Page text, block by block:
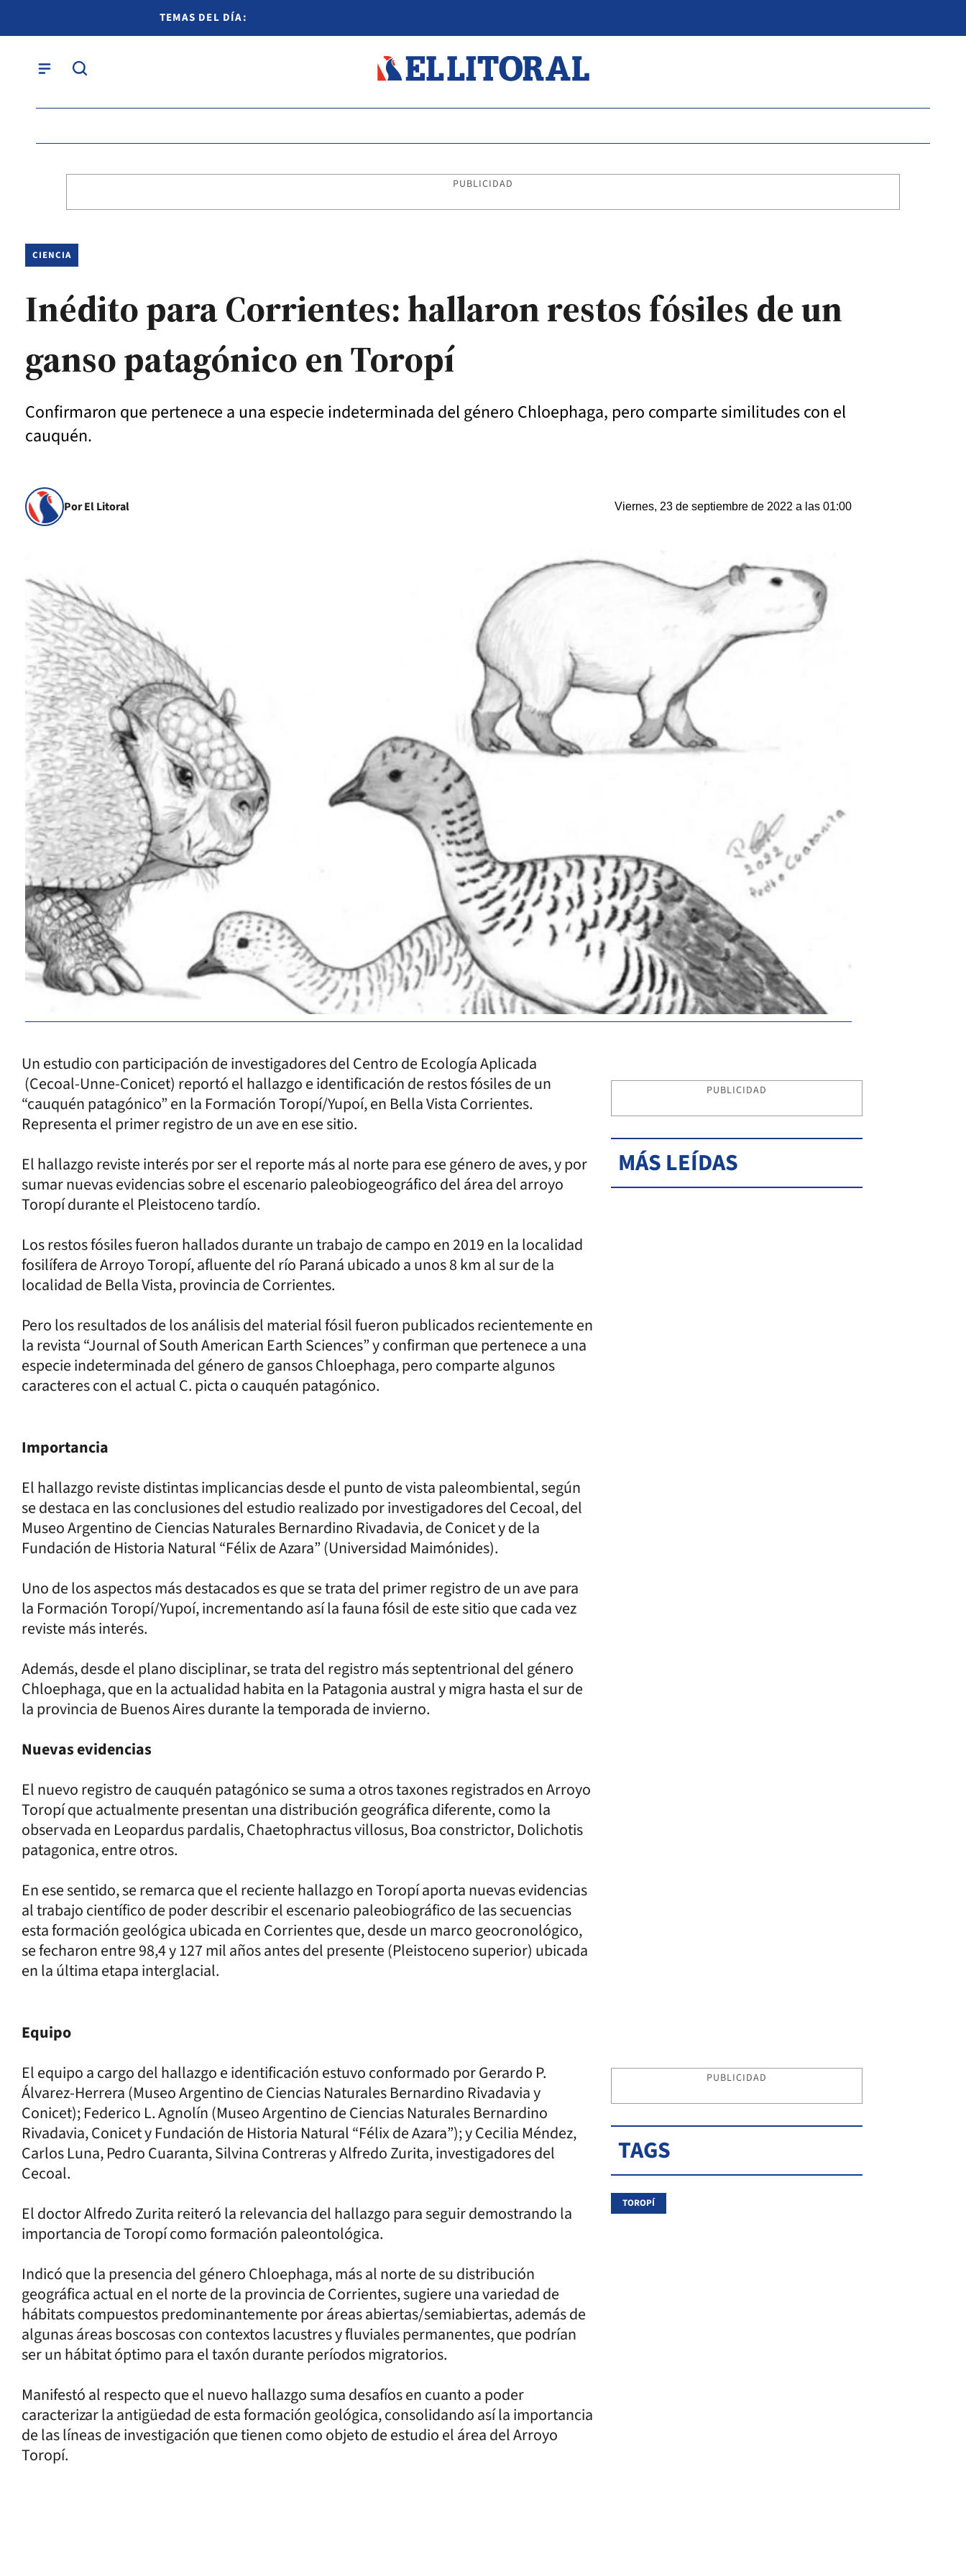
TEMAS DEL DÍA:
PUBLICIDAD
CIENCIA
Inédito para Corrientes: hallaron restos fósiles de un
ganso patagónico en Toropí
Confirmaron que pertenece a una especie indeterminada del género Chloephaga, pero comparte similitudes con el
cauquén.
Por El Litoral Viernes, 23 de septiembre de 2022 a las 01:00
Un estudio con participación de investigadores del Centro de Ecología Aplicada
(Cecoal-Unne-Conicet) reportó el hallazgo e identificación de restos fósiles de un
“cauquén patagónico” en la Formación Toropí/Yupoí, en Bella Vista Corrientes.
Representa el primer registro de un ave en ese sitio.
El hallazgo reviste interés por ser el reporte más al norte para ese género de aves, y por
sumar nuevas evidencias sobre el escenario paleobiogeográfico del área del arroyo
Toropí durante el Pleistoceno tardío.
Los restos fósiles fueron hallados durante un trabajo de campo en 2019 en la localidad
fosilífera de Arroyo Toropí, afluente del río Paraná ubicado a unos 8 km al sur de la
localidad de Bella Vista, provincia de Corrientes.
Pero los resultados de los análisis del material fósil fueron publicados recientemente en
la revista “Journal of South American Earth Sciences” y confirman que pertenece a una
especie indeterminada del género de gansos Chloephaga, pero comparte algunos
caracteres con el actual C. picta o cauquén patagónico.
Importancia
El hallazgo reviste distintas implicancias desde el punto de vista paleombiental, según
se destaca en las conclusiones del estudio realizado por investigadores del Cecoal, del
Museo Argentino de Ciencias Naturales Bernardino Rivadavia, de Conicet y de la
Fundación de Historia Natural “Félix de Azara” (Universidad Maimónides).
Uno de los aspectos más destacados es que se trata del primer registro de un ave para
la Formación Toropí/Yupoí, incrementando así la fauna fósil de este sitio que cada vez
reviste más interés.
Además, desde el plano disciplinar, se trata del registro más septentrional del género
Chloephaga, que en la actualidad habita en la Patagonia austral y migra hasta el sur de
la provincia de Buenos Aires durante la temporada de invierno.
Nuevas evidencias
El nuevo registro de cauquén patagónico se suma a otros taxones registrados en Arroyo
Toropí que actualmente presentan una distribución geográfica diferente, como la
observada en Leopardus pardalis, Chaetophractus villosus, Boa constrictor, Dolichotis
patagonica, entre otros.
En ese sentido, se remarca que el reciente hallazgo en Toropí aporta nuevas evidencias
al trabajo científico de poder describir el escenario paleobiográfico de las secuencias
esta formación geológica ubicada en Corrientes que, desde un marco geocronológico,
se fecharon entre 98,4 y 127 mil años antes del presente (Pleistoceno superior) ubicada
en la última etapa interglacial.
Equipo
El equipo a cargo del hallazgo e identificación estuvo conformado por Gerardo P.
Álvarez-Herrera (Museo Argentino de Ciencias Naturales Bernardino Rivadavia y
Conicet); Federico L. Agnolín (Museo Argentino de Ciencias Naturales Bernardino
Rivadavia, Conicet y Fundación de Historia Natural “Félix de Azara”); y Cecilia Méndez,
Carlos Luna, Pedro Cuaranta, Silvina Contreras y Alfredo Zurita, investigadores del
Cecoal.
El doctor Alfredo Zurita reiteró la relevancia del hallazgo para seguir demostrando la
importancia de Toropí como formación paleontológica.
Indicó que la presencia del género Chloephaga, más al norte de su distribución
geográfica actual en el norte de la provincia de Corrientes, sugiere una variedad de
hábitats compuestos predominantemente por áreas abiertas/semiabiertas, además de
algunas áreas boscosas con contextos lacustres y fluviales permanentes, que podrían
ser un hábitat óptimo para el taxón durante períodos migratorios.
Manifestó al respecto que el nuevo hallazgo suma desafíos en cuanto a poder
caracterizar la antigüedad de esta formación geológica, consolidando así la importancia
de las líneas de investigación que tienen como objeto de estudio el área del Arroyo
Toropí.
PUBLICIDAD
MÁS LEÍDAS
PUBLICIDAD
TAGS
TOROPÍ